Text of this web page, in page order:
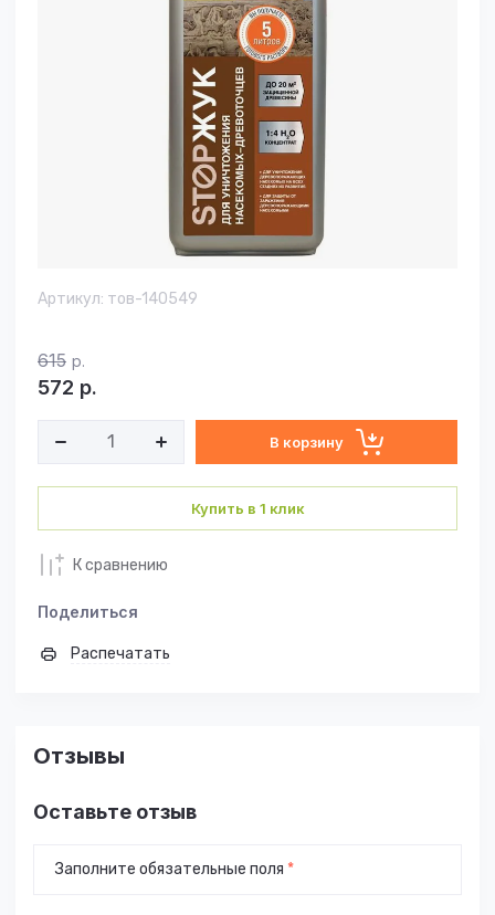
Артикул: тов-140549
615 р.
572 р.
В корзину
Купить в 1 клик
К сравнению
Поделиться
Распечатать
Отзывы
Оставьте отзыв
Заполните обязательные поля *